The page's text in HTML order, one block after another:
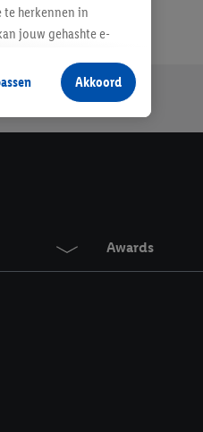
Awards
herkennen in
jouw gehashte e-
producten waarin je
winkel te plaatsen
jouw gehashte e-
jou kunnen worden
vergelijkbare
Meer informatie,
moment in te
Akkoord